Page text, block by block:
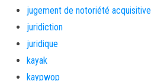
jugement de notoriété acquisitive
juridiction
juridique
kayak
kaypwop